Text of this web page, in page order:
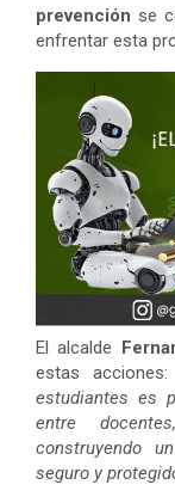
prevención se
enfrentar esta
El alcalde
estas acciones:
estudiantes es
entre
construyendo
seguro y